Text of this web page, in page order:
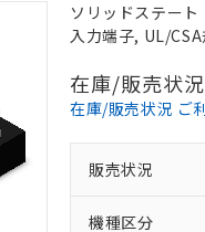
ソリッドステー
入力端子, UL/
在庫/販売状況
在庫/販売状況 ご
販売状況
機種区分